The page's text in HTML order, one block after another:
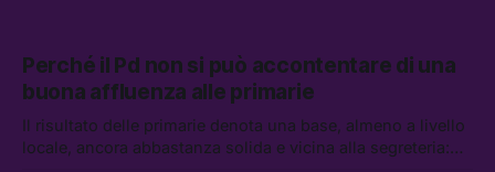
Perché il Pd non si può accontentare di una
buona affluenza alle primarie
Il risultato delle primarie denota una base, almeno a livello
locale, ancora abbastanza solida e vicina alla segreteria: